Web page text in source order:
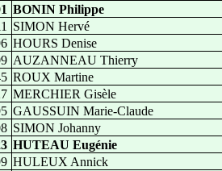
BONIN Philippe
SIMON Hervé
HOURS Denise
AUZANNEAU Thierry
ROUX Martine
MERCHIER Gisèle
GAUSSUIN Marie-Claude
SIMON Johanny
HUTEAU Eugénie
HULEUX Annick